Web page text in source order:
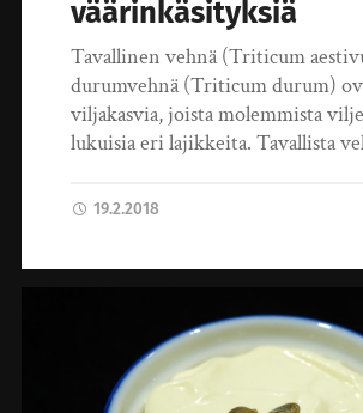
väärinkäsityksiä
Tavallinen vehnä (Triticum
durumvehnä (Triticum durum)
viljakasvia, joista molemmista
lukuisia eri lajikkeita. Tavallista
19.2.2018